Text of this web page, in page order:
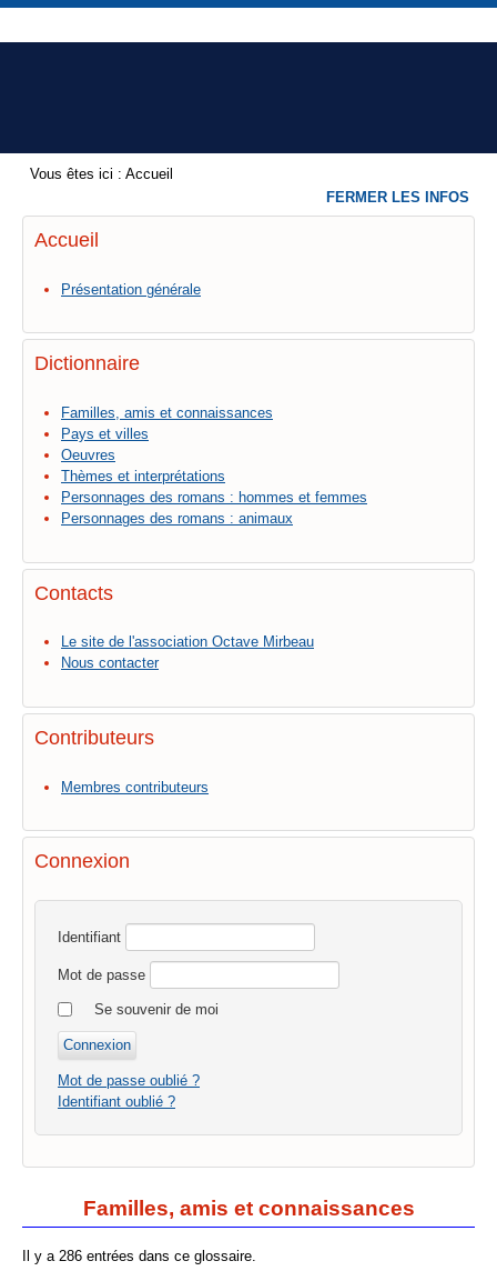
Vous êtes ici : Accueil
Accueil
Présentation générale
Dictionnaire
Familles, amis et connaissances
Pays et villes
Oeuvres
Thèmes et interprétations
Personnages des romans : hommes et femmes
Personnages des romans : animaux
Contacts
Le site de l'association Octave Mirbeau
Nous contacter
Contributeurs
Membres contributeurs
Connexion
Identifiant
Mot de passe
Se souvenir de moi
Mot de passe oublié ?
Identifiant oublié ?
Familles, amis et connaissances
Il y a 286 entrées dans ce glossaire.
FERMER LES INFOS